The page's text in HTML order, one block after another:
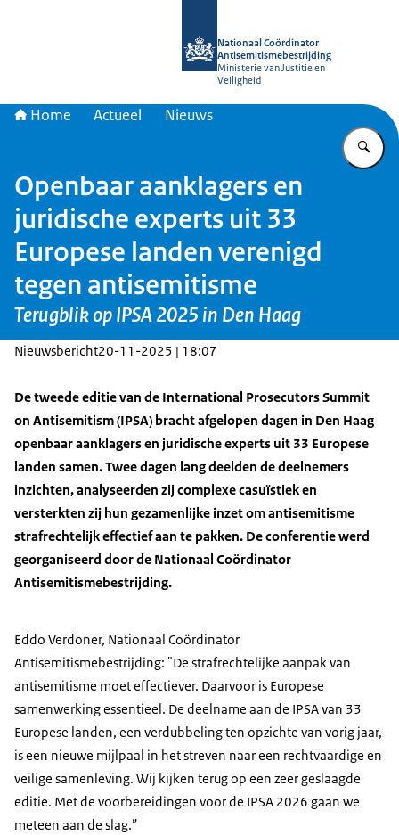
Nationaal Coördinator
Antisemitismebestrijding
Ministerie van Justitie en
Veiligheid
Home Actueel Nieuws
Openbaar aanklagers en
juridische experts uit 33
Europese landen verenigd
tegen antisemitisme
Terugblik op IPSA 2025 in Den Haag
Nieuwsbericht20-11-2025 | 18:07
De tweede editie van de International Prosecutors Summit
on Antisemitism (IPSA) bracht afgelopen dagen in Den Haag
openbaar aanklagers en juridische experts uit 33 Europese
landen samen. Twee dagen lang deelden de deelnemers
inzichten, analyseerden zij complexe casuïstiek en
versterkten zij hun gezamenlijke inzet om antisemitisme
strafrechtelijk effectief aan te pakken. De conferentie werd
georganiseerd door de Nationaal Coördinator
Antisemitismebestrijding.
Eddo Verdoner, Nationaal Coördinator
Antisemitismebestrijding: "De strafrechtelijke aanpak van
antisemitisme moet effectiever. Daarvoor is Europese
samenwerking essentieel. De deelname aan de IPSA van 33
Europese landen, een verdubbeling ten opzichte van vorig jaar,
is een nieuwe mijlpaal in het streven naar een rechtvaardige en
veilige samenleving. Wij kijken terug op een zeer geslaagde
editie. Met de voorbereidingen voor de IPSA 2026 gaan we
meteen aan de slag.”